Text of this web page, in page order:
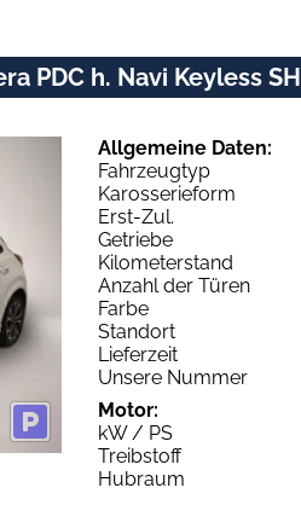
PDC h. Navi Keyless SH
Allgemeine Daten:
Fahrzeugtyp
Karosserieform
Erst-Zul.
Getriebe
Kilometerstand
Anzahl der Türen
Farbe
Standort
Lieferzeit
Unsere Nummer
Motor:
kW / PS
Treibstoff
Hubraum